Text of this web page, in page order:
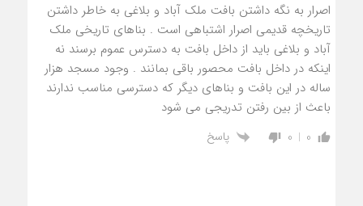
اصرار به نگه داشتن بافت ملک آباد و بلاغی به خاطر داشتن
تاریخچه قدیمی اصرار اشتباهی است . بناهای تاریخی ملک
آباد و بلاغی باید از داخل بافت به دسترس عموم برسند نه
اینکه در داخل بافت محصور باقی بمانند . وجود مسجد هزار
ساله در این بافت و بناهای دیگر که دسترسی مناسب ندارند
باعث از بین رفتن تدریجی می شود
0
0 پاسخ